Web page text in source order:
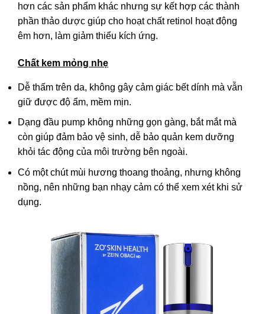
hơn các sản phẩm khác nhưng sự kết hợp các thành
phần thảo dược giúp cho hoạt chất retinol hoạt động
êm hơn, làm giảm thiểu kích ứng.
Chất kem mỏng nhẹ
Dễ thấm trên da, không gây cảm giác bết dính mà vẫn
giữ được độ ẩm, mềm mịn.
Dạng đầu pump không những gọn gàng, bắt mắt mà
còn giúp đảm bảo vệ sinh, dễ bảo quản kem dưỡng
khỏi tác động của môi trường bên ngoài.
Có một chút mùi hương thoang thoảng, nhưng không
nồng, nên những bạn nhạy cảm có thể xem xét khi sử
dụng.